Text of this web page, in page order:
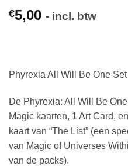
€5,00 - incl. btw
Phyrexia All Will Be One
De Phyrexia: All Will Be
Magic kaarten, 1 Art Card,
kaart van “The List” (een
van Magic of Universes
van de packs).